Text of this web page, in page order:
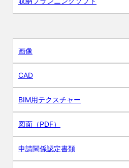
画像
CAD
BIM用テクスチャー
図面（PDF）
申請関係認定書類